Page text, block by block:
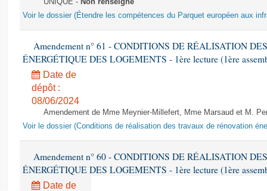
UNIQUE - Non renseigné
Voir le dossier (Étendre les compétences du Parquet européen aux
Amendement n° 61 - CONDITIONS DE RÉALISATION
ÉNERGÉTIQUE DES LOGEMENTS - 1ère lecture (1ère
Date de
dépôt :
08/06/2024
Amendement de Mme Meynier-Millefert, Mme Marsaud et M.
Voir le dossier (Conditions de réalisation des travaux de rénovation
Amendement n° 60 - CONDITIONS DE RÉALISATION
ÉNERGÉTIQUE DES LOGEMENTS - 1ère lecture (1ère
Date de